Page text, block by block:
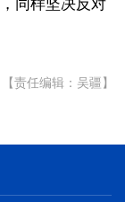
同样坚决反对
【责任编辑：吴疆】